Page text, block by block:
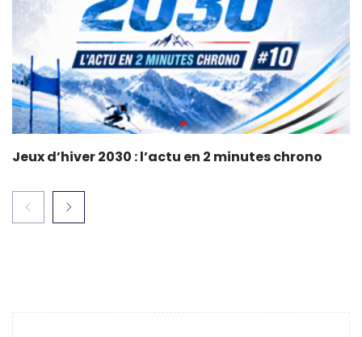
Jeux d’hiver 2030 : l’actu en 2 minutes chrono